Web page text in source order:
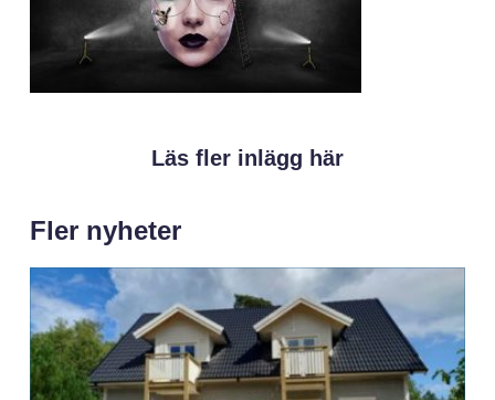
Läs fler inlägg här
Fler nyheter